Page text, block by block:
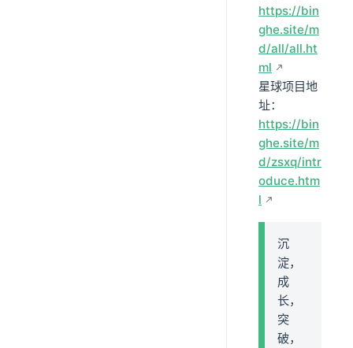
https://bin
ghe.site/m
d/all/all.ht
ml
星球项目地
址：
https://bin
ghe.site/m
d/zsxq/intr
oduce.htm
l
沉
淀，
成
长，
突
破，